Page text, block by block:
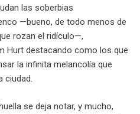
las soberbias
—bueno, de todo menos de
rozan el ridículo—,
Hurt destacando como los que
la infinita melancolía que
ciudad.
se deja notar, y mucho,